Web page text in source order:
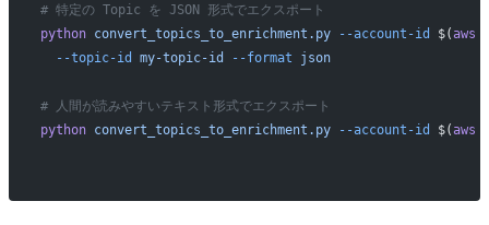
# 特定の Topic を JSON 形式でエクスポート
python convert_topics_to_enrichment.py --account-id $(aws
  --topic-id
my-topic-id --format json
# 人間が読みやすいテキスト形式でエクスポート
python convert_topics_to_enrichment.py --account-id $(aws